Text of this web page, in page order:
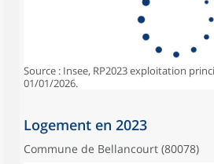
Source : Insee, RP2023 exploitation
01/01/2026.
Logement en 2023
Commune de Bellancourt (80078)